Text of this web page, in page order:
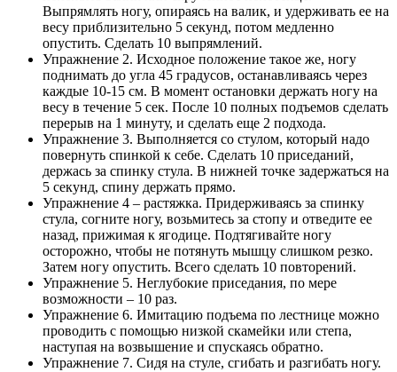
Выпрямлять ногу, опираясь на валик, и удерживать ее на
весу приблизительно 5 секунд, потом медленно
опустить. Сделать 10 выпрямлений.
Упражнение 2. Исходное положение такое же, ногу
поднимать до угла 45 градусов, останавливаясь через
каждые 10-15 см. В момент остановки держать ногу на
весу в течение 5 сек. После 10 полных подъемов сделать
перерыв на 1 минуту, и сделать еще 2 подхода.
Упражнение 3. Выполняется со стулом, который надо
повернуть спинкой к себе. Сделать 10 приседаний,
держась за спинку стула. В нижней точке задержаться на
5 секунд, спину держать прямо.
Упражнение 4 – растяжка. Придерживаясь за спинку
стула, согните ногу, возьмитесь за стопу и отведите ее
назад, прижимая к ягодице. Подтягивайте ногу
осторожно, чтобы не потянуть мышцу слишком резко.
Затем ногу опустить. Всего сделать 10 повторений.
Упражнение 5. Неглубокие приседания, по мере
возможности – 10 раз.
Упражнение 6. Имитацию подъема по лестнице можно
проводить с помощью низкой скамейки или степа,
наступая на возвышение и спускаясь обратно.
Упражнение 7. Сидя на стуле, сгибать и разгибать ногу.